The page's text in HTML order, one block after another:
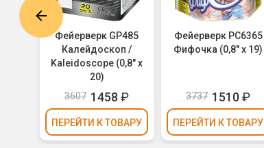
Фейерверк GP485
Калейдоскоп /
Kaleidoscope (0,8" х
20)
3607 1458 ₽
ПЕРЕЙТИ К ТОВАРУ
Фейерверк РС6365
Фифочка (0,8" х 19)
3737 1510₽
ПЕРЕЙТИ К ТОВАРУ